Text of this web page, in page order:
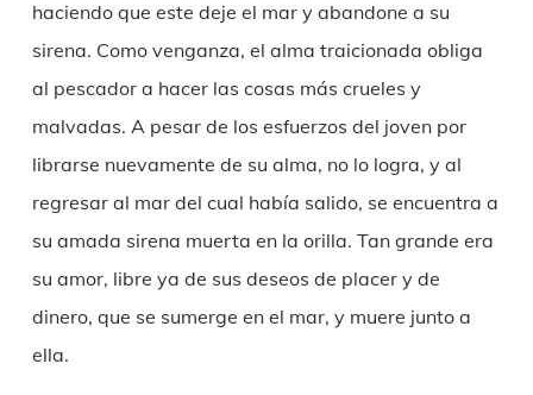
haciendo que este deje el mar y abandone a su
sirena. Como venganza, el alma traicionada obliga
al pescador a hacer las cosas más crueles y
malvadas. A pesar de los esfuerzos del joven por
librarse nuevamente de su alma, no lo logra, y al
regresar al mar del cual había salido, se encuentra a
su amada sirena muerta en la orilla. Tan grande era
su amor, libre ya de sus deseos de placer y de
dinero, que se sumerge en el mar, y muere junto a
ella.